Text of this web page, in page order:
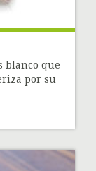
blanco que
por su